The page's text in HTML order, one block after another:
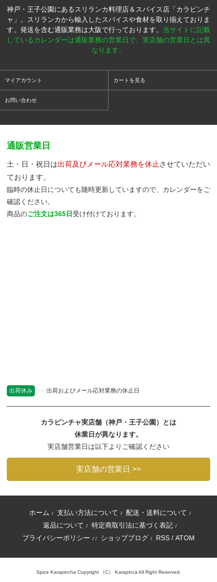
神戸・王子公園にあるスリランカ料理店＆スパイス店「カラピンチ
ャ」。スリランカから輸入したスパイスや食材を取り揃えておりま
す。発送を含む通販業務は大阪で行っております。 当サイトに記載
しているカレンダーは通販業務の営業日で、実店舗の営業日とは異
なります。
マイアカウント カートを見る
お問い合わせ
通販営業日
土・日・祝日は出荷及びメール応対業務を休止 させていただい
ております。
臨時の休止日についても随時更新していますので、カレンダーをご
確認ください。
商品のご注文は365日受け付けております。
出荷休み 出荷およびメール応対業務の休止日
カラピンチャ実店舗（神戸・王子公園）とは
休業日が異なります。
実店舗営業日は以下よりご確認ください
実店舗の営業日 >>
ホーム / 支払い方法について / 配送・送料について /
返品について / 特定商取引法に基づく表記 /
プライバシーポリシー / / ショップブログ / RSS / ATOM
Spice Karapincha Copyright （C） Karapinca All Right Reserved.